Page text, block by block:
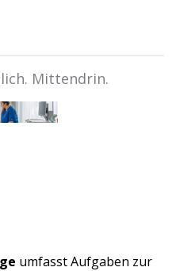
Mittendrin.
umfasst Aufgaben zur